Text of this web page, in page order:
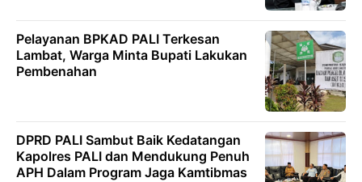
Pelayanan BPKAD PALI Terkesan
Lambat, Warga Minta Bupati Lakukan
Pembenahan
DPRD PALI Sambut Baik Kedatangan
Kapolres PALI dan Mendukung Penuh
APH Dalam Program Jaga Kamtibmas